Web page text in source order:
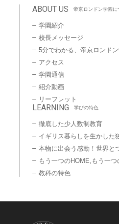
ABOUT US 帝京ロンドン学園に
学園紹介
校長メッセージ
5分でわかる、帝京ロンドン
アクセス
学園通信
紹介動画
リーフレット
LEARNING 学びの特色
徹底した少人数制教育
イギリス暮らしを生かした
本物に出会う感動！世界と
もう一つのHOME,もう一
教科の特色